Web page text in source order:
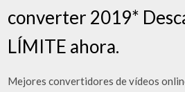
converter 2019*
LÍMITE ahora.
Mejores convertidores de vídeos